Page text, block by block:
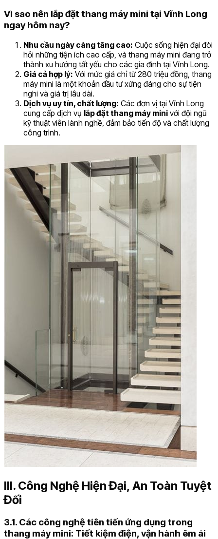
Vì sao nên lắp đặt thang máy mini tại Vĩnh Long
ngay hôm nay?
Nhu cầu ngày càng tăng cao: Cuộc sống hiện đại đòi
hỏi những tiện ích cao cấp, và thang máy mini đang trở
thành xu hướng tất yếu cho các gia đình tại Vĩnh Long.
Giá cả hợp lý: Với mức giá chỉ từ 280 triệu đồng, thang
máy mini là một khoản đầu tư xứng đáng cho sự tiện
nghi và giá trị lâu dài.
Dịch vụ uy tín, chất lượng: Các đơn vị tại Vĩnh Long
cung cấp dịch vụ lắp đặt thang máy mini với đội ngũ
kỹ thuật viên lành nghề, đảm bảo tiến độ và chất lượng
công trình.
III. Công Nghệ Hiện Đại, An Toàn Tuyệt
Đối
3.1. Các công nghệ tiên tiến ứng dụng trong
thang máy mini: Tiết kiệm điện, vận hành êm ái